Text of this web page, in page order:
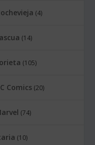
(4)
(14)
(105)
Comics (20)
(74)
(10)